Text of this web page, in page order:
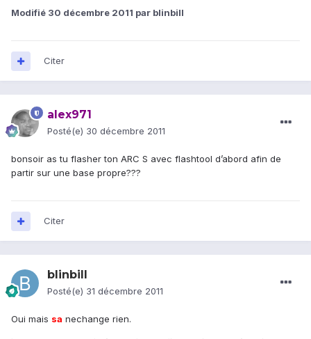
Modifié 30 décembre 2011 par blinbill
Citer
alex971
Posté(e) 30 décembre 2011
bonsoir as tu flasher ton ARC S avec flashtool d’abord afin de
partir sur une base propre???
Citer
blinbill
Posté(e) 31 décembre 2011
Oui mais sa nechange rien.